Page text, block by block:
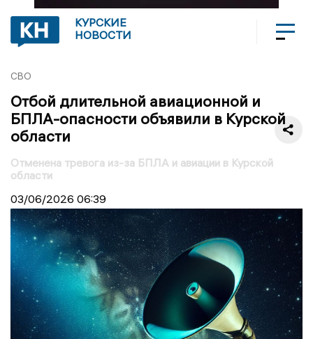
КУРСКИЕ
НОВОСТИ
СВО
Отбой длительной авиационной и
БПЛА-опасности объявили в Курской
области
Отменена тревога из-за БПЛА и авиации в Курской
области
03/06/2026 06:39